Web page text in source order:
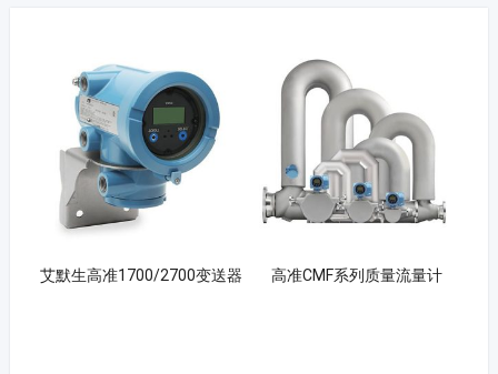
艾默生高准1700/2700变送器 高准CMF系列质量流量计